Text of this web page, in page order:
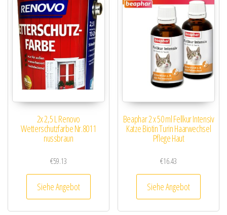
2x 2,5 L Renovo
Wetterschutzfarbe Nr.8011
nussbraun
€59.13
Siehe Angebot
Beaphar 2 x 50 ml Fellkur Intensiv
Katze Biotin Turin Haarwechsel
Pflege Haut
€16.43
Siehe Angebot